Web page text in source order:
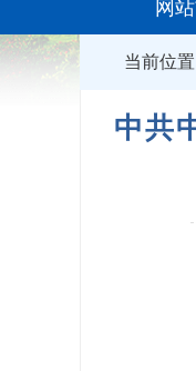
网
当前位置
中共